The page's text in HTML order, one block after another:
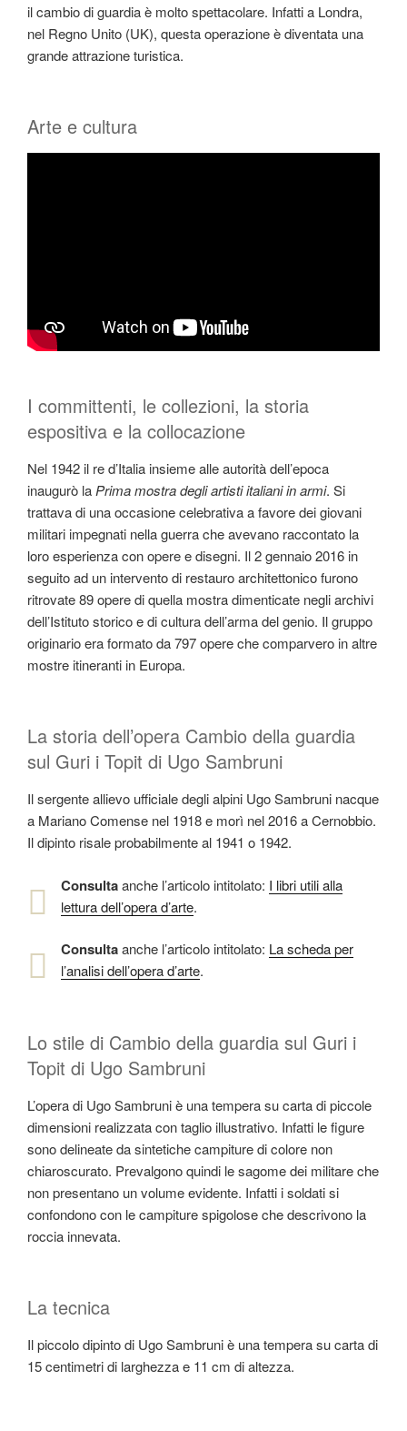
il cambio di guardia è molto spettacolare. Infatti a Londra,
nel Regno Unito (UK), questa operazione è diventata una
grande attrazione turistica.
Arte e cultura
I committenti, le collezioni, la storia
espositiva e la collocazione
Nel 1942 il re d’Italia insieme alle autorità dell’epoca
inaugurò la Prima mostra degli artisti italiani in armi. Si
trattava di una occasione celebrativa a favore dei giovani
militari impegnati nella guerra che avevano raccontato la
loro esperienza con opere e disegni. Il 2 gennaio 2016 in
seguito ad un intervento di restauro architettonico furono
ritrovate 89 opere di quella mostra dimenticate negli archivi
dell’Istituto storico e di cultura dell’arma del genio. Il gruppo
originario era formato da 797 opere che comparvero in altre
mostre itineranti in Europa.
La storia dell’opera Cambio della guardia
sul Guri i Topit di Ugo Sambruni
Il sergente allievo ufficiale degli alpini Ugo Sambruni nacque
a Mariano Comense nel 1918 e morì nel 2016 a Cernobbio.
Il dipinto risale probabilmente al 1941 o 1942.
Consultaanche l’articolo intitolato: I libri utili alla
lettura dell’opera d’arte.
Consultaanche l’articolo intitolato: La scheda per
l’analisi dell’opera d’arte.
Lo stile di Cambio della guardia sul Guri i
Topit di Ugo Sambruni
L’opera di Ugo Sambruni è una tempera su carta di piccole
dimensioni realizzata con taglio illustrativo. Infatti le figure
sono delineate da sintetiche campiture di colore non
chiaroscurato. Prevalgono quindi le sagome dei militare che
non presentano un volume evidente. Infatti i soldati si
confondono con le campiture spigolose che descrivono la
roccia innevata.
La tecnica
Il piccolo dipinto di Ugo Sambruni è una tempera su carta di
15 centimetri di larghezza e 11 cm di altezza.